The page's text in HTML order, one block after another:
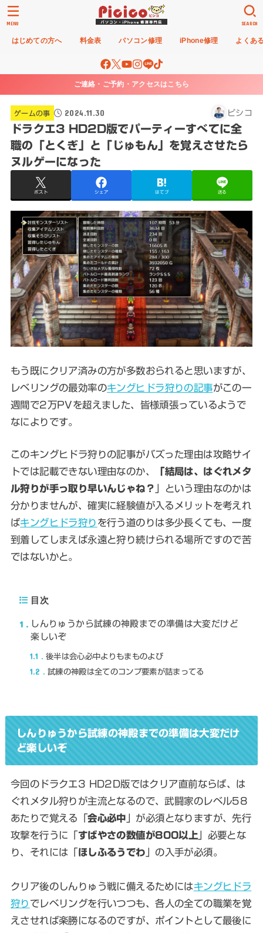
はじめての方へ 料金表 パソコン修理 iPhone修理 よくあ
SEARCH
MENU
ご連絡・ご予約・アクセスはこちら
ゲームの事 2024.11.30 ピシコ
ドラクエ3 HD2D版でパーティーすべてに全
職の「とくぎ」と「じゅもん」を覚えさせたら
ヌルゲーになった
ポスト シェア はてブ 送る
もう既にクリア済みの方が多数おられると思いますが、
レベリングの最効率のキングヒドラ狩りの記事がこの一
週間で2万PVを超えました、皆様頑張っているようで
なによりです。
このキングヒドラ狩りの記事がバズった理由は攻略サイ
トでは記載できない理由なのか、
「結局は、はぐれメタ
ル狩りが手っ取り早いんじゃね？
」という理由なのかは
分かりませんが、確実に経験値が入るメリットを考えれ
ばキングヒドラ狩り を行う道のりは多少長くても、一度
到着してしまえば永遠と狩り続けられる場所ですので苦
ではないかと。
目次
1
しんりゅうから試練の神殿までの準備は大変だけど
楽しいぞ
1.1 後半は会心必中よりもまものよび
1.2 試練の神殿は全てのコンプ要素が詰まってる
しんりゅうから試練の神殿までの準備は大変だけ
ど楽しいぞ
今回のドラクエ3 HD2D版ではクリア直前ならば、は
ぐれメタル狩りが主流となるので、武闘家のレベル58
あたりで覚える「会心必中 」が必須となりますが、先行
攻撃を行うに「すばやさの数値が800以上 」必要とな
り、それには「ほしふるうでわ 」の入手が必須。
クリア後のしんりゅう戦に備えるためにはキングヒドラ
狩り でレベリングを行いつつも、各人の全ての職業を覚
えさせれば楽勝になるのですが、ポイントとして最後に